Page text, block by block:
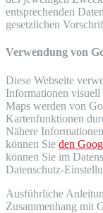
entsprechenden
gesetzlichen
Verwendung von
Diese Webseite
Informationen
Maps werden von
Kartenfunktionen
Nähere
können Sie den
können Sie im
Datenschutz-
Ausführliche
Zusammenhang mit